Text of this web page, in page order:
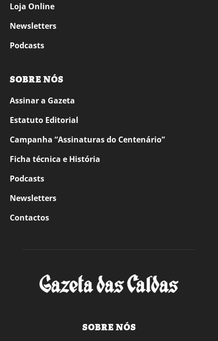
Loja Online
Newsletters
Podcasts
SOBRE NÓS
Assinar a Gazeta
Estatuto Editorial
Campanha “Assinaturas do Centenário”
Ficha técnica e História
Podcasts
Newsletters
Contactos
SOBRE NÓS